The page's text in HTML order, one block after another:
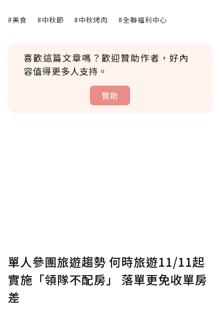
#美食 #中秋節 #中秋烤肉 #全聯福利中心
喜歡這篇文章嗎？歡迎贊助作者，好內
容值得更多人支持。
贊助
確認送出
單人參團旅遊趨勢 何時旅遊11/11起
實施「領隊不配房」 落單更免收單房
差